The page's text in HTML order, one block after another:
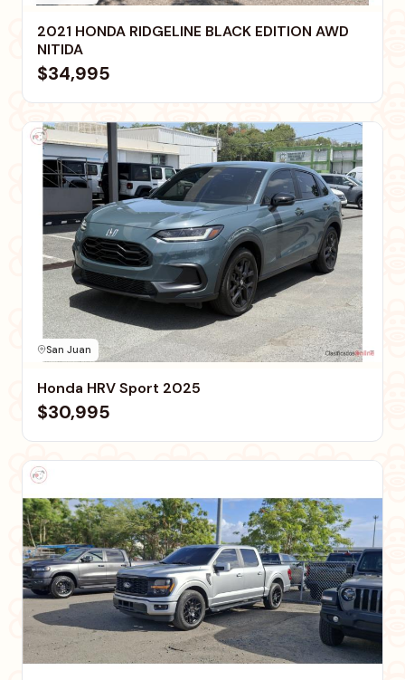
2021 HONDA RIDGELINE BLACK EDITION AWD
NITIDA
$34,995
San Juan
Honda HRV Sport 2025
$30,995